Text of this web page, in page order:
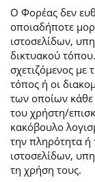
Ο Φορέας δεν
οποιαδήποτε
ιστοσελίδων,
δικτυακού
σχετιζόμενος με
τόπος ή οι
των οποίων κάθε
του χρήστη/
κακόβουλο
την πληρότητα ή
ιστοσελίδων,
τη χρήση τους.